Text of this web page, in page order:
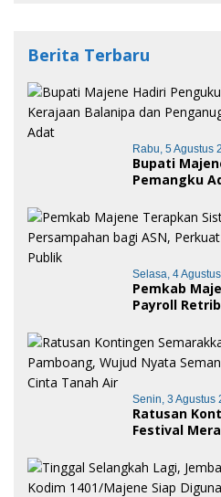
Berita Terbaru
Rabu, 5 Agustus
Bupati
Pemangku
Kehormatan
Selasa, 4
Pemkab
Payroll
Publik
Senin, 3 Agustus
Ratusan
Festival
Royong dan